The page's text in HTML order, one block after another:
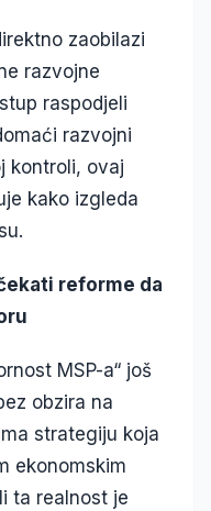
zaobilazi
razvojne
raspodjeli
razvojni
kontroli, ovaj
kako izgleda
reforme da
MSP-a“ još
obzira na
strategiju koja
ekonomskim
ta realnost je